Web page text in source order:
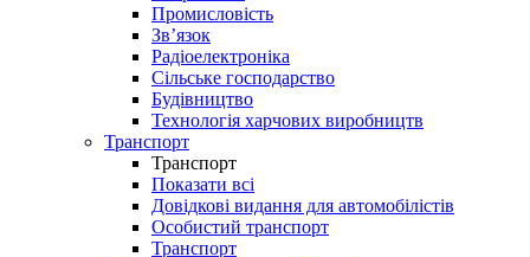
Промисловість
Зв’язок
Радіоелектроніка
Сільське господарство
Будівництво
Технологія харчових виробництв
Транспорт
Транспорт
Показати всі
Довідкові видання для автомобілістів
Особистий транспорт
Транспорт